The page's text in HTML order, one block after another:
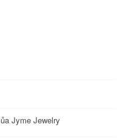
Jyme Jewelry